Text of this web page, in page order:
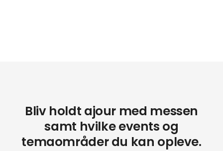
Bliv holdt ajour med messen
samt hvilke events og
temaområder du kan opleve.